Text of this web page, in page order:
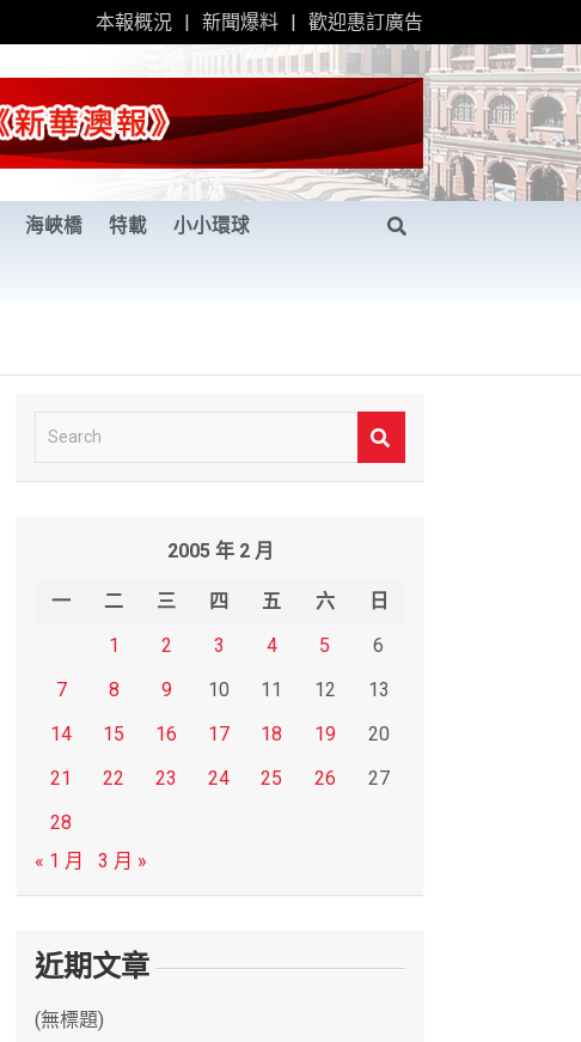
本報概況 新聞爆料 歡迎惠訂廣告
海峽橋 特載 小小環球
e
2005 年 2 月
一 二 三 四 五 六
日
1
2 3 4 5
6
7
8 9 10 11 12
13
14
15 16 17 18 19
20
21
22 23 24 25 26
27
28
« 1 月
3 月 »
近期文章
(無標題)